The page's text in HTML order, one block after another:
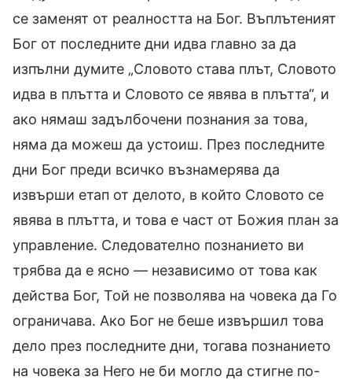
се заменят от реалността на Бог. Въплътеният
Бог от последните дни идва главно за да
изпълни думите „Словото става плът, Словото
идва в плътта и Словото се явява в плътта“, и
ако нямаш задълбочени познания за това,
няма да можеш да устоиш. През последните
дни Бог преди всичко възнамерява да
извърши етап от делото, в който Словото се
явява в плътта, и това е част от Божия план за
управление. Следователно познанието ви
трябва да е ясно — независимо от това как
действа Бог, Той не позволява на човека да Го
ограничава. Ако Бог не беше извършил това
дело през последните дни, тогава познанието
на човека за Него не би могло да стигне по-